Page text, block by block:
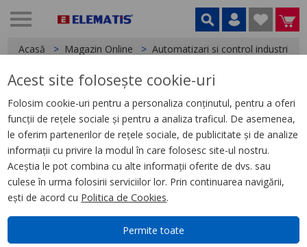
Acasă Magazin Online Automatizari si control industrial
< Relee
Releu Conectabil Miniatura,
Zelio Rxm, 4 C/O, 24 V C.C., 3 A,
cu Led
Acest site folosește cookie-uri
Folosim cookie-uri pentru a personaliza conținutul, pentru a oferi
funcții de rețele sociale și pentru a analiza traficul. De asemenea,
le oferim partenerilor de rețele sociale, de publicitate și de analize
informații cu privire la modul în care folosesc site-ul nostru.
Aceștia le pot combina cu alte informații oferite de dvs. sau
culese în urma folosirii serviciilor lor. Prin continuarea navigării,
ești de acord cu Politica de Cookies.
Permite toate